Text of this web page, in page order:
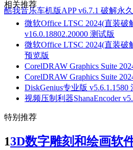
酷我音乐车机版APP v6.7.1 破解永
相关推荐
微软Office LTSC 2024(直装破
v16.0.18802.20000 测试版
微软Office LTSC 2024(直装破
预览版
CorelDRAW Graphics Suite
CorelDRAW Graphics Suite
DiskGenius专业版 v5.6.1.1580
视频压制利器ShanaEncoder
特别推荐
13D数字雕刻和绘画软